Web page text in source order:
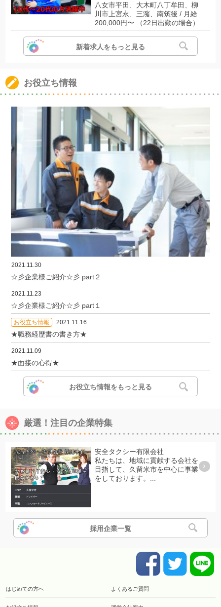
八女市平田、大木町八丁牟田、柳
川市上宮永、三潴、南筑後 / 月給
200,000円〜 （22日出勤の場合）
新着求人をもっと見る
お役立ち情報
2021.11.30
☆彡企業様ご紹介☆彡 part２
2021.11.23
☆彡企業様ご紹介☆彡 part１
お役立ち情報 2021.11.16
★職務経歴書の書き方★
2021.11.09
★面接の心得★
お役立ち情報をもっと見る
厳選！注目の企業特集
安全タクシー有限会社
私たちは、地域に貢献する会社を
目指して、久留米市を中心に事業
をしております。...
採用企業一覧
はじめての方へ よくあるご質問